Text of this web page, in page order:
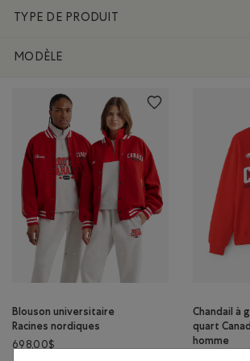
TYPE DE PRODUIT
MODÈLE
Blouson universitaire
Racines nordiques
698,00$
Chandail à
quart
homme